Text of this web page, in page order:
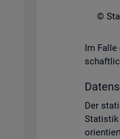
©
Im
Der
Sta­tis­tik